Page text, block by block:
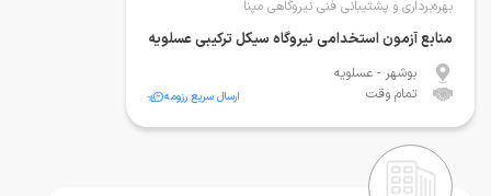
بهره‌برداری و پشتیبانی فنی نیروگاهی مپنا
منابع آزمون استخدامی نیروگاه سیکل ترکیبی عسلویه
بوشهر - عسلویه
تمام وقت
ارسال سریع رزومه